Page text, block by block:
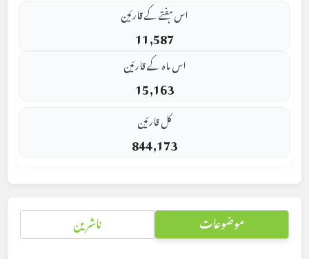
اس ہفتے کے قارئین
11,587
اس ماہ کے قارئین
15,163
کل قارئین
844,173
موضوعات ناشرین